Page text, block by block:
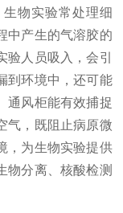
物实验常处理细
中产生的气溶胶的
人员吸入，会引
到环境中，还可能
通风柜能有效捕捉
气，既阻止病原微
，为生物实验提供
物分离、核酸检测